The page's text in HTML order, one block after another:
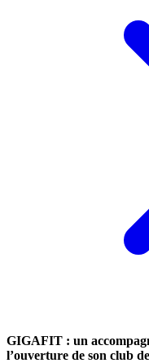
GIGAFIT : un
l’ouverture de son club